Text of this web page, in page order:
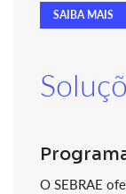
SAIBA MAIS
O SEBRAE